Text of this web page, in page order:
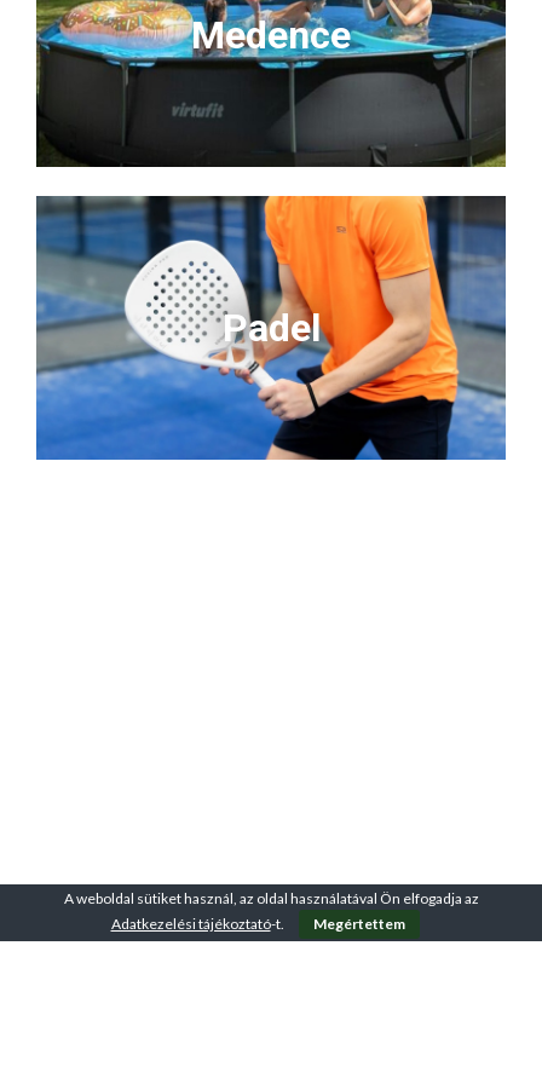
Medence
Padel
A weboldal sütiket használ, az oldal használatával Ön elfogadja az
Adatkezelési tájékoztató-t. Megértettem